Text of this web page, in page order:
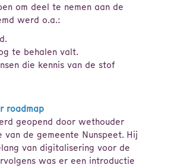
om deel te nemen aan de
werd o.a.:
te behalen valt.
die kennis van de stof
roadmap
geopend door wethouder
van de gemeente Nunspeet. Hij
van digitalisering voor de
was er een introductie